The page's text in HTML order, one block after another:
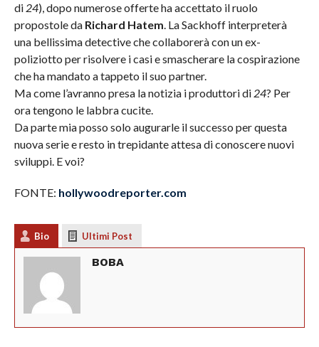
di 24), dopo numerose offerte ha accettato il ruolo
propostole daRichard Hatem. La Sackhoff interpreterà
una bellissima detective che collaborerà con un ex-
poliziotto per risolvere i casi e smascherare la cospirazione
che ha mandato a tappeto il suo partner.
Ma come l’avranno presa la notizia i produttori di 24? Per
ora tengono le labbra cucite.
Da parte mia posso solo augurarle il successo per questa
nuova serie e resto in trepidante attesa di conoscere nuovi
sviluppi. E voi?
FONTE: hollywoodreporter.com
Bio Ultimi Post
BOBA